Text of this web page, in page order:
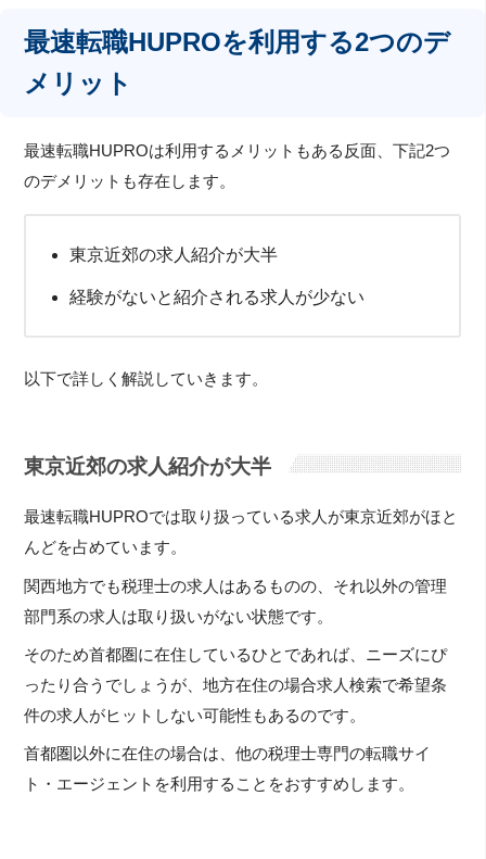
最速転職HUPROを利用する2つのデ
メリット
最速転職HUPROは利用するメリットもある反面、下記2つ
のデメリットも存在します。
東京近郊の求人紹介が大半
経験がないと紹介される求人が少ない
以下で詳しく解説していきます。
東京近郊の求人紹介が大半
最速転職HUPROでは取り扱っている求人が東京近郊がほと
んどを占めています。
関西地方でも税理士の求人はあるものの、それ以外の管理
部門系の求人は取り扱いがない状態です。
そのため首都圏に在住しているひとであれば、ニーズにぴ
ったり合うでしょうが、地方在住の場合求人検索で希望条
件の求人がヒットしない可能性もあるのです。
首都圏以外に在住の場合は、他の税理士専門の転職サイ
ト・エージェントを利用することをおすすめします。